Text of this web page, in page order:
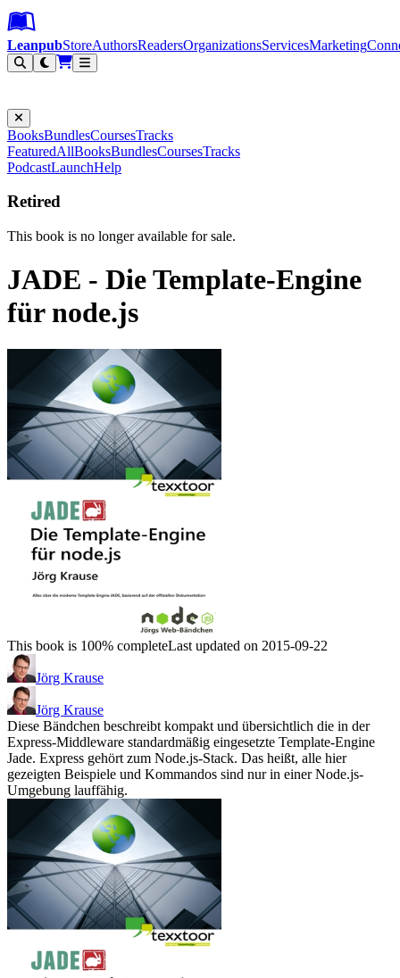
Leanpub Header
Leanpub Navigation
Skip to main content
Go to Leanpub.com
LeanpubStoreAuthorsReadersOrganizationsServicesMarketing
BooksBundlesCoursesTracks
FeaturedAllBooksBundlesCoursesTracks
PodcastLaunchHelp
Retired
This book is no longer available for sale.
JADE - Die Template-Engine
für node.js
This book is 100% completeLast updated on 2015-09-22
Jörg Krause
Jörg Krause
Diese Bändchen beschreibt kompakt und übersichtlich die in der
Express-Middleware standardmäßig eingesetzte Template-Engine
Jade. Express gehört zum Node.js-Stack. Das heißt, alle hier
gezeigten Beispiele und Kommandos sind nur in einer Node.js-
Umgebung lauffähig.